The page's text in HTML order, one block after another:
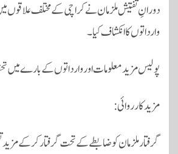
دورانِ تفتیش ملزمان نے کراچی کے مختلف علاقوں
وارداتوں کا انکشاف کیا۔
پولیس مزید معلومات اور وارداتوں کے بارے میں
مزید کارروائی:
گرفتار ملزمان کو ضابطے کے تحت گرفتار کرکے